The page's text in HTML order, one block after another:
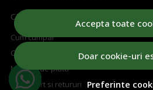
Accepta toate
Doar cookie-uri
Preferinte
CUM CUMPAR
Cum cumpar
Cosul meu
Metode de plata
Transport si retururi